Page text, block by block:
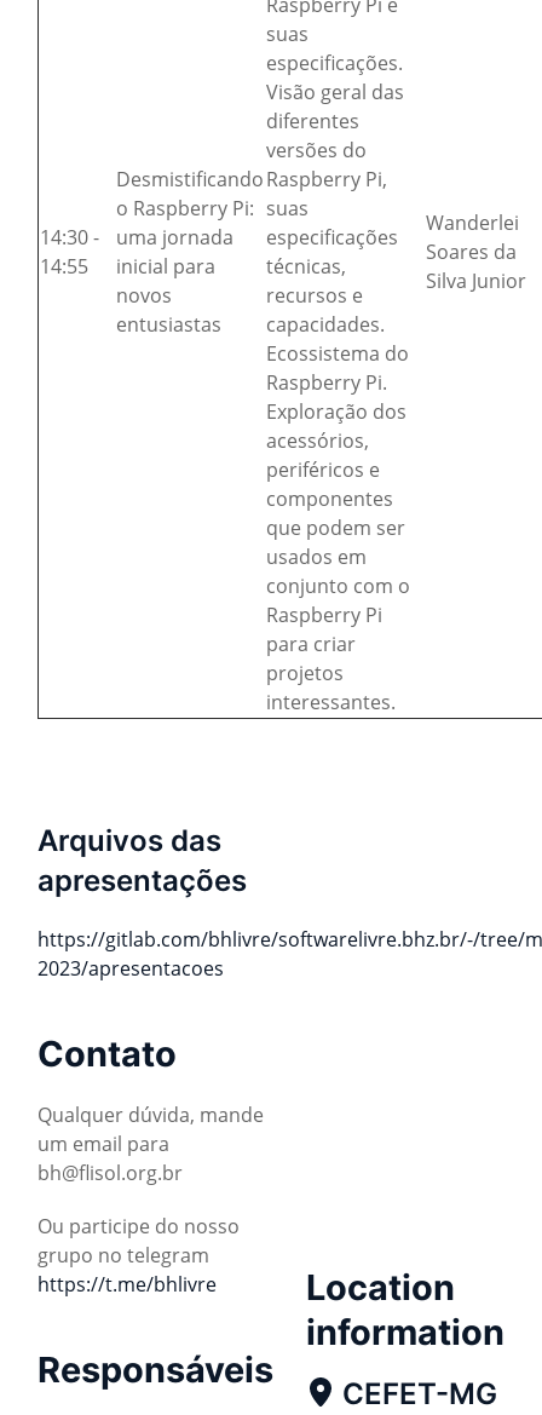
14:30 -
14:55
Desmistificando
o Raspberry Pi:
uma jornada
inicial para
novos
entusiastas
suas
especificações.
Visão geral das
diferentes
versões do
Raspberry Pi,
suas
especificações
técnicas,
recursos e
capacidades.
Ecossistema do
Raspberry Pi.
Exploração dos
acessórios,
periféricos e
componentes
que podem ser
usados em
conjunto com o
Raspberry Pi
para criar
projetos
interessantes.
Wanderlei
Soares da
Silva Junior
Arquivos das
apresentações
https://gitlab.com/bhlivre/softwarelivre.bhz.br/-/tree/
2023/apresentacoes
Contato
Qualquer dúvida, mande
um email para
bh@flisol.org.br
Ou participe do nosso
grupo no telegram
https://t.me/bhlivre
Responsáveis
Location
information
CEFET-MG